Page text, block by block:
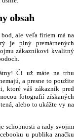
obsah
ale veľa firiem má na
je plný premárnených
zákazníkovi kvalitný
Či už máte na trhu
a presne to použite
ktoré váš zákazník pred
fotografií získaných
alebo to ukážte vy na
schopnosti a rady svojim
u publika značku